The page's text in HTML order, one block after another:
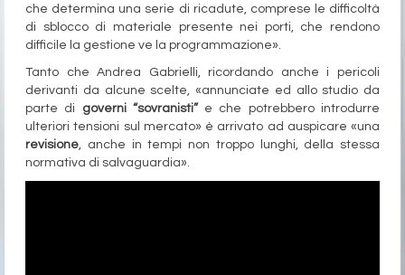
che determina una serie di ricadute, comprese le difficoltà
di sblocco di materiale presente nei porti, che rendono
difficile la gestione ve la programmazione».
Tanto che Andrea Gabrielli, ricordando anche i pericoli
derivanti da alcune scelte, «annunciate ed allo studio da
parte di
governi “sovranisti”e che potrebbero introdurre
ulteriori tensioni sul mercato» è arrivato ad auspicare «una
revisione, anche in tempi non troppo lunghi, della stessa
normativa di salvaguardia».